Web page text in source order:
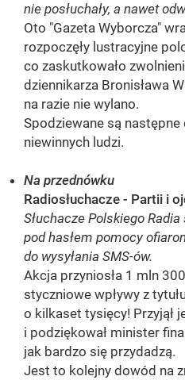
nie posłuchały, a nawet
Oto "Gazeta Wyborcza"
rozpoczęły lustracyjne
co zaskutkowało
dziennikarza Bronisława
na razie nie wylano.
Spodziewane są
niewinnych ludzi.
Na przednówku
Radiosłuchacze - Partii i
Słuchacze Polskiego
pod hasłem pomocy
do wysyłania SMS-ów.
Akcja przyniosła 1 mln
styczniowe wpływy z
o kilkaset tysięcy! Przyjął
i podziękował minister
jak bardzo się przydadzą.
Jest to kolejny dowód na